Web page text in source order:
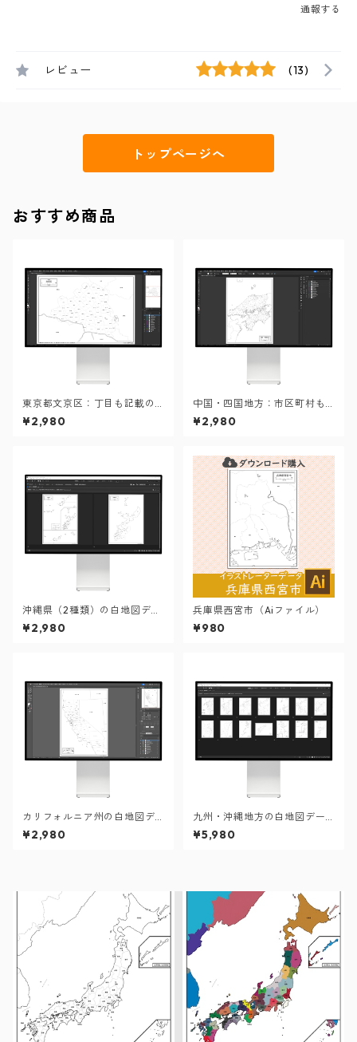
通報する
レビュー (13)
トップページへ
おすすめ商品
東京都文京区：丁目も記載の
地図データ（PDF・Aiファイ
ル）
¥2,980
中国・四国地方：市区町村も
記載の地図データ（PDF・Ai
ファイル）
¥2,980
沖縄県（2種類）の白地図デー
タ（AIファイル）
¥2,980
兵庫県西宮市（Aiファイル）
¥980
カリフォルニア州の白地図デ
ータ（Aiデータ）
¥2,980
九州・沖縄地方の白地図デー
タセット
¥5,980